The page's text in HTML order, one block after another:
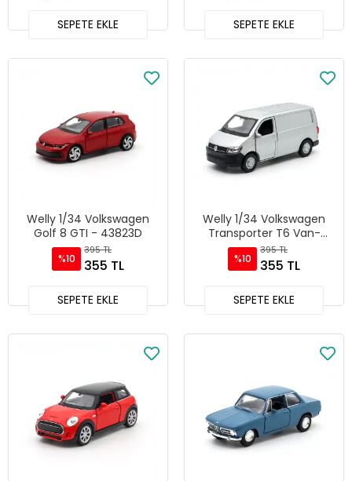
SEPETE EKLE SEPETE EKLE
Welly 1/34 Volkswagen
Golf 8 GTI - 43823D
%10
395 TL
355 TL
SEPETE EKLE
Welly 1/34 Volkswagen
Transporter T6 Van-
43762D
%10
395 TL
355 TL
SEPETE EKLE